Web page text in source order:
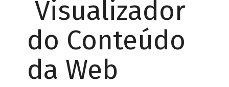
Visualizador
do Conteúdo
da Web